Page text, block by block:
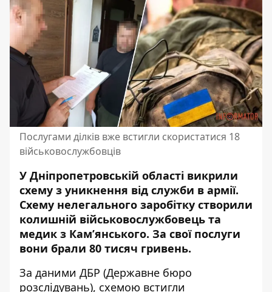
Послугами ділків вже встигли скористатися 18
військовослужбовців
У Дніпропетровській області викрили
схему з уникнення від служби в армії.
Схему нелегального заробітку створили
колишній військовослужбовець та
медик з Кам’янського. За свої послуги
вони брали 80 тисяч гривень.
За даними ДБР (Державне бюро
розслідувань), схемою встигли